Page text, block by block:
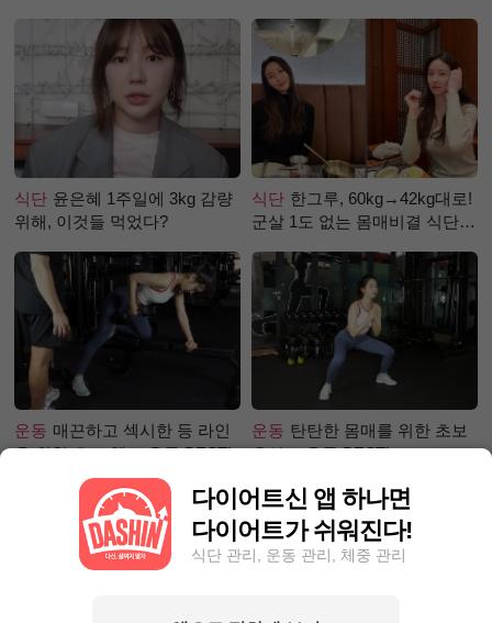
식단 윤은혜 1주일에 3kg 감량
위해, 이것들 먹었다?
식단 한그루, 60kg→42kg대로!
군살 1도 없는 몸매비결 식단
운동 매끈하고 섹시한 등 라인
을 위한 초보 헬스 운동 BEST!
운동 탄탄한 몸매를 위한 초보
유산소 운동 BEST!
다이어트신 앱 하나면
다이어트가 쉬워진다!
식단 관리, 운동 관리, 체중 관리